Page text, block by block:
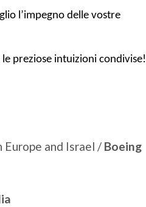
l’impegno delle vostre
preziose intuizioni condivise!
Europe and Israel / Boeing